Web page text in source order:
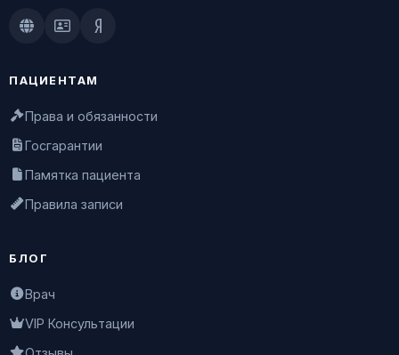
Doctu.ruПроДокторов
Яндекс.Здоровье
ПАЦИЕНТАМ
Права и обязанности
Госгарантии
Памятка пациента
Правила записи
БЛОГ
Врач
VIP Консультации